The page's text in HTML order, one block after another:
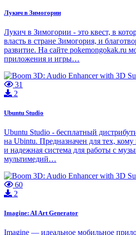
Лукич в Зимогории
Лукич в Зимогории - это квест, в
власть в стране Зимогория, и
развитие. На сайте pokemongokak.ru
приложения и игры…
31
2
Ubuntu Studio
Ubuntu Studio - бесплатный
на Ubintu. Предназначен для тех, кому
и надежная система для работы с
мультимедий…
60
2
Imagine: AI Art Generator
Imagine — идеальное мобильное